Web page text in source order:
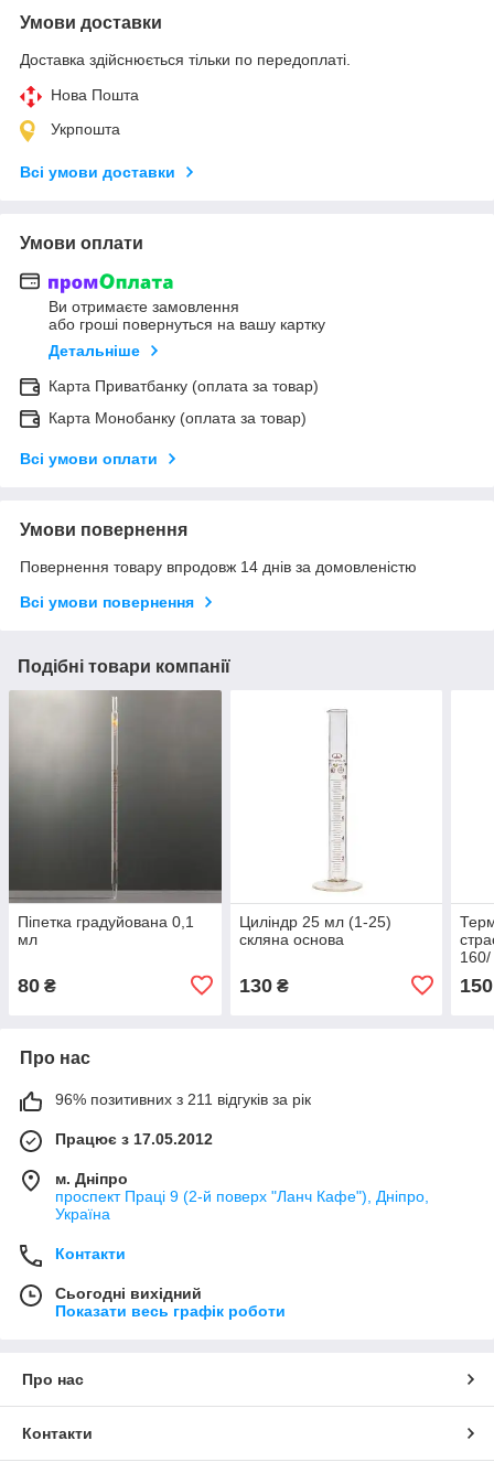
Умови доставки
Доставка здійснюється тільки по передоплаті.
Нова Пошта
Укрпошта
Всі умови доставки
Умови оплати
Ви отримаєте замовлення
або гроші повернуться на вашу картку
Детальніше
Карта Приватбанку (оплата за товар)
Карта Монобанку (оплата за товар)
Всі умови оплати
Умови повернення
Повернення товару впродовж 14 днів за домовленістю
Всі умови повернення
Подібні товари компанії
Піпетка градуйована 0,1
мл
80 ₴
Циліндр 25 мл (1-25)
скляна основа
130₴ 150
Про нас
96% позитивних з 211 відгуків за рік
Працює з 17.05.2012
м. Дніпро
проспект Праці 9 (2-й поверх "Ланч Кафе"), Дніпро,
Україна
Контакти
Сьогодні вихідний
Показати весь графік роботи
Про нас
Контакти